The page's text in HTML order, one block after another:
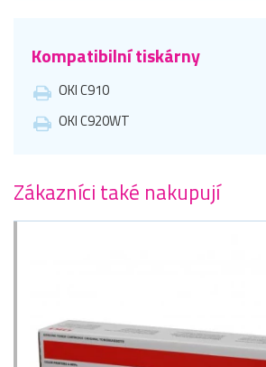
Kompatibilní tiskárny
OKI C910
OKI C920WT
Zákazníci také nakupují